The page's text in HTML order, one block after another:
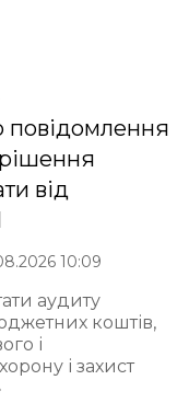
повідомлення
від
10:09
аудиту
коштів,
і
і захист